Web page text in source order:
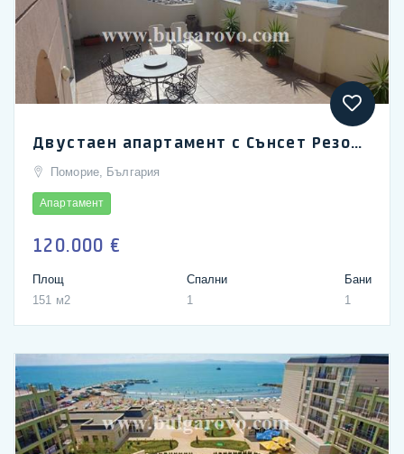
Двустаен апартамент с Сънсет Резорт в Поморие с удивителна морска гледка
Поморие, България
Апартамент
120.000 €
Площ
151 м2
Спални
1
Бани
1